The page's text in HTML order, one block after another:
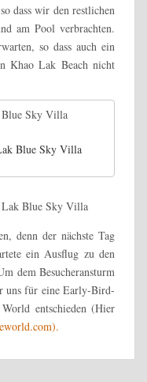
dass wir den restlichen
am Pool verbrachten.
so dass auch ein
Khao Lak Beach nicht
Blue Sky Villa
denn der nächste Tag
ein Ausflug zu den
dem Besucheransturm
uns für eine Early-Bird-
entschieden (Hier